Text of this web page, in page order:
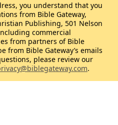
you understand that you
from Bible Gateway,
Publishing, 501 Nelson
commercial
from partners of Bible
from Bible Gateway’s emails
please review our
.